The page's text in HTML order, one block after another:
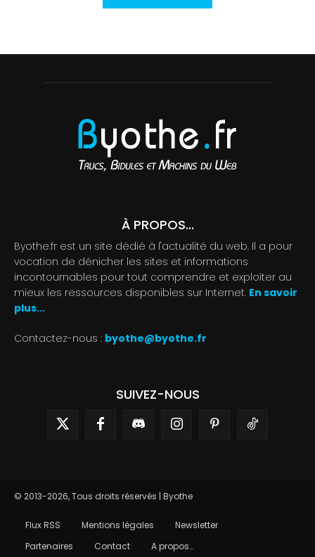
À PROPOS...
Byothe.fr est un site dédié à l'actualité du web. Il a pour
vocation de dénicher les sites et informations
incontournables pour tout comprendre et exploiter au
mieux les ressources disponibles sur Internet. En savoir
plus...
Contactez-nous : byothe@byothe.fr
SUIVEZ-NOUS
© 2013-2026, Tous droits réservés | Byothe
Flux RSS Mentions légales
Newsletter
Partenaires
Contact A propos…